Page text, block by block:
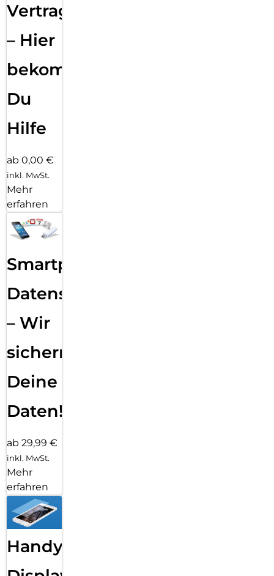
Vertragsabwicklung
– Hier
bekommst
Du
Hilfe
ab 0,00 €
inkl. MwSt.
Mehr
erfahren
Smartphone
Datensicherung
– Wir
sichern
Deine
Daten!
ab 29,99 €
inkl. MwSt.
Mehr
erfahren
Handy